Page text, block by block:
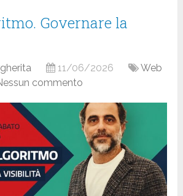
Governare la
11/06/2026
Web
commento